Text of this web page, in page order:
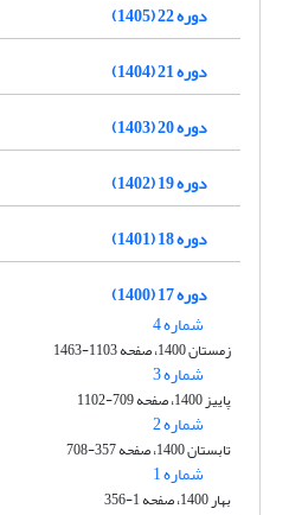
دوره 22 (1405)
دوره 21 (1404)
دوره 20 (1403)
دوره 19 (1402)
دوره 18 (1401)
دوره 17 (1400)
شماره 4
زمستان 1400، صفحه 1103-1463
شماره 3
پاییز 1400، صفحه 709-1102
شماره 2
تابستان 1400، صفحه 357-708
شماره 1
بهار 1400، صفحه 1-356